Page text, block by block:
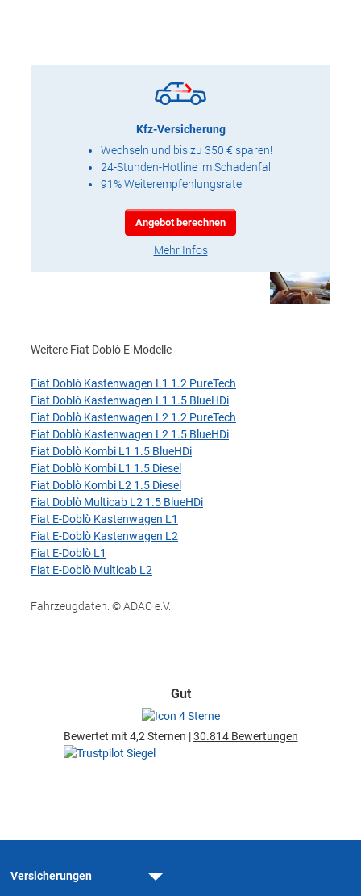
Kfz-Versicherung
Wechseln und bis zu 350 € sparen!
24-Stunden-Hotline im Schadenfall
91% Weiterempfehlungsrate
Angebot berechnen
Mehr Infos
Weitere Fiat Doblò E-Modelle
Fiat Doblò Kastenwagen L1 1.2 PureTech
Fiat Doblò Kastenwagen L1 1.5 BlueHDi
Fiat Doblò Kastenwagen L2 1.2 PureTech
Fiat Doblò Kastenwagen L2 1.5 BlueHDi
Fiat Doblò Kombi L1 1.5 BlueHDi
Fiat Doblò Kombi L1 1.5 Diesel
Fiat Doblò Kombi L2 1.5 Diesel
Fiat Doblò Multicab L2 1.5 BlueHDi
Fiat E-Doblò Kastenwagen L1
Fiat E-Doblò Kastenwagen L2
Fiat E-Doblò L1
Fiat E-Doblò Multicab L2
Fahrzeugdaten: © ADAC e.V.
Gut
Bewertet mit 4,2 Sternen |30.814 Bewertungen
Versicherungen